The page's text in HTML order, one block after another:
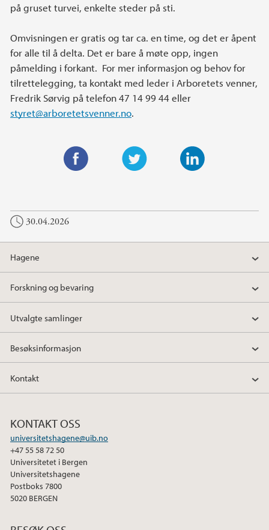
på gruset turvei, enkelte steder på sti.
Omvisningen er gratis og tar ca. en time, og det er åpent
for alle til å delta. Det er bare å møte opp, ingen
påmelding i forkant. For mer informasjon og behov for
tilrettelegging, ta kontakt med leder i Arboretets venner,
Fredrik Sørvig på telefon 47 14 99 44 eller
styret@arboretetsvenner.no.
i
t
r
n
e
I
c
e
b
o
k
30.04.2026
Hagene
Forskning og bevaring
Utvalgte samlinger
Besøksinformasjon
Kontakt
KONTAKT OSS
universitetshagene@uib.no
+47 55 58 72 50
Universitetet i Bergen
Universitetshagene
Postboks 7800
5020 BERGEN